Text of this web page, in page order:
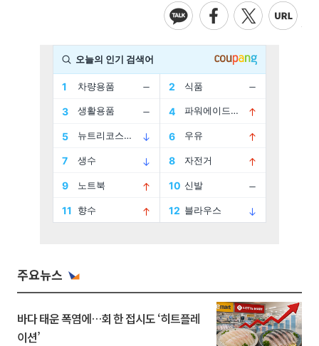
주요뉴스
바다 태운 폭염에…회 한 접시도 ‘히트플레
이션’